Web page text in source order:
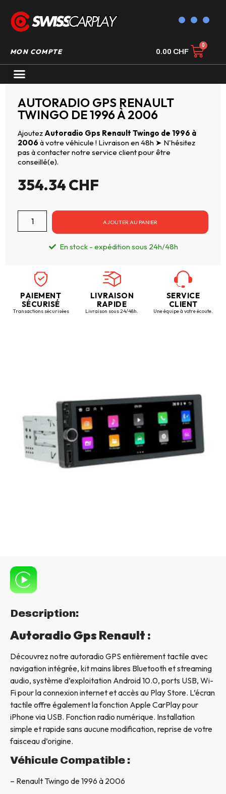
MON COMPTE 0.00 CHF
AUTORADIO GPS RENAULT
TWINGO DE 1996 À 2006
Ajoutez Autoradio Gps Renault Twingo de 1996 à
2006 à votre véhicule ! Livraison en 48h ➤ N'hésitez
pas à contacter notre service client pour être
conseillé(e).
354.34CHF
AJOUTER AU PANIER
En stock - expédition sous 24h/48h
PAIEMENT
SÉCURISÉ
Transactions sécurisées
LIVRAISON
RAPIDE
Livraison sous 24/48h.
SERVICE
CLIENT
Une équipe à votre écoute.
Description:
Autoradio Gps Renault :
Découvrez notre autoradio GPS entièrement tactile avec
navigation intégrée, kit mains libres Bluetooth et streaming
audio, système d’exploitation Android10.0, ports USB, Wi-
Fi pour la connexion internet et accès au Play Store. L’écran
tactile offre également la fonction Apple CarPlaypour
iPhone via USB. Fonction radio numérique. Installation
simple et rapide sans aucune modification, reprise de votre
faisceau d’origine.
Véhicule Compatible :
– Renault Twingo de 1996 à 2006